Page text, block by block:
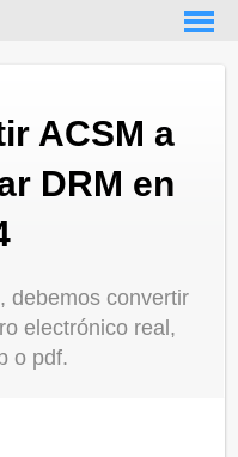
ACSM a
DRM en
debemos convertir
electrónico real,
o pdf.